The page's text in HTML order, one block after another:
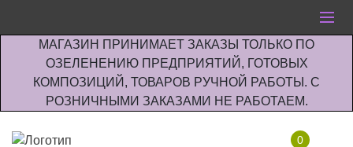
МАГАЗИН ПРИНИМАЕТ ЗАКАЗЫ ТОЛЬКО ПО
ОЗЕЛЕНЕНИЮ ПРЕДПРИЯТИЙ, ГОТОВЫХ
КОМПОЗИЦИЙ, ТОВАРОВ РУЧНОЙ РАБОТЫ. С
РОЗНИЧНЫМИ ЗАКАЗАМИ НЕ РАБОТАЕМ.
0